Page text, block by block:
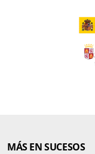
MÁS EN SUCESOS